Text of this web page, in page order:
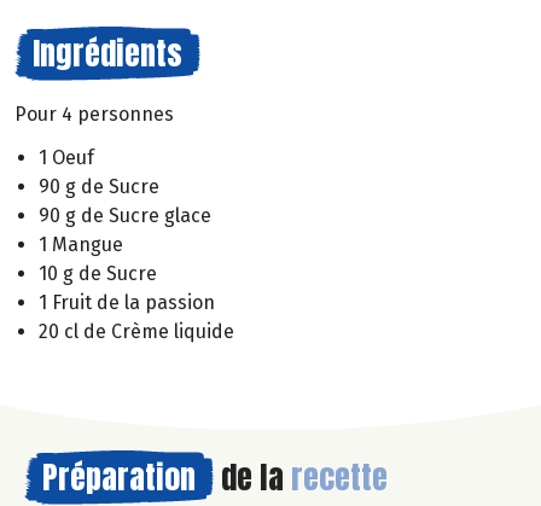
Ingrédients
Pour 4 personnes
1 Oeuf
90 g de Sucre
90 g de Sucre glace
1 Mangue
10 g de Sucre
1 Fruit de la passion
20 cl de Crème liquide
Préparation de la recette